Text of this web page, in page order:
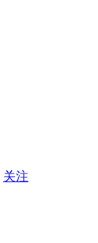
关注